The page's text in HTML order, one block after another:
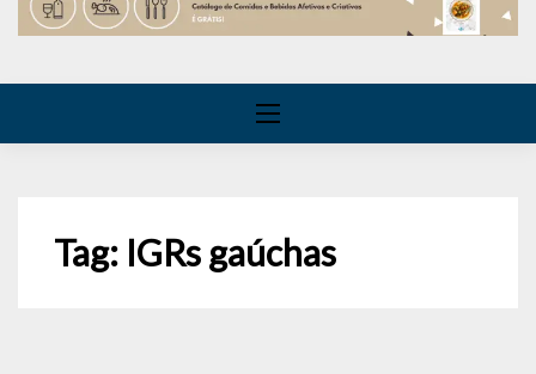
Tag: IGRs gaúchas